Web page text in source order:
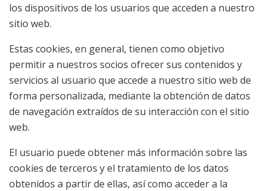
los dispositivos de los usuarios que acceden a nuestro
sitio web.
Estas cookies, en general, tienen como objetivo
permitir a nuestros socios ofrecer sus contenidos y
servicios al usuario que accede a nuestro sitio web de
forma personalizada, mediante la obtención de datos
de navegación extraídos de su interacción con el sitio
web.
El usuario puede obtener más información sobre las
cookies de terceros y el tratamiento de los datos
obtenidos a partir de ellas, así como acceder a la